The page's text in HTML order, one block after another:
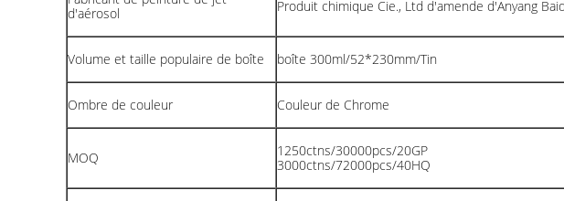
d'aérosol
Produit chimique Cie., Ltd d'amende d'Anyang
Volume et taille populaire de boîte boîte 300ml/52*230mm/Tin
Ombre de couleur Couleur de Chrome
MOQ
1250ctns/30000pcs/20GP
3000ctns/72000pcs/40HQ